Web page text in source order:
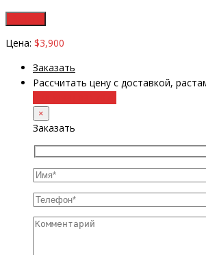
Цена: $3,900
Заказать
Рассчитать цену с доставкой,
×
Заказать